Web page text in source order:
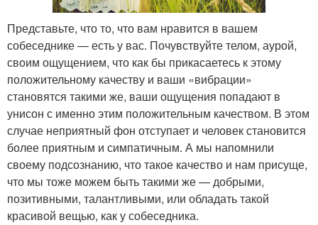
Представьте, что то, что вам нравится в вашем
собеседнике — есть у вас. Почувствуйте телом, аурой,
своим ощущением, что как бы прикасаетесь к этому
положительному качеству и ваши «вибрации»
становятся такими же, ваши ощущения попадают в
унисон с именно этим положительным качеством. В этом
случае неприятный фон отступает и человек становится
более приятным и симпатичным. А мы напомнили
своему подсознанию, что такое качество и нам присуще,
что мы тоже можем быть такими же — добрыми,
позитивными, талантливыми, или обладать такой
красивой вещью, как у собеседника.